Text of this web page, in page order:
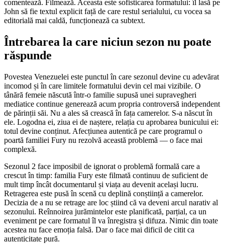
comentează. Filmează. Aceasta este sofisticarea formatului: îl lasă pe
John să fie textul explicit față de care restul serialului, cu vocea sa
editorială mai caldă, funcționează ca subtext.
Întrebarea la care niciun sezon nu poate
răspunde
Povestea Venezuelei este punctul în care sezonul devine cu adevărat
incomod și în care limitele formatului devin cel mai vizibile. O
tânără femeie născută într-o familie supusă unei supravegheri
mediatice continue generează acum propria controversă independent
de părinții săi. Nu a ales să crească în fața camerelor. S-a născut în
ele. Logodna ei, ziua ei de naștere, relația cu aprobarea bunicului ei:
totul devine conținut. Afecțiunea autentică pe care programul o
poartă familiei Fury nu rezolvă această problemă — o face mai
complexă.
Sezonul 2 face imposibil de ignorat o problemă formală care a
crescut în timp: familia Fury este filmată continuu de suficient de
mult timp încât documentarul și viața au devenit același lucru.
Retragerea este pusă în scenă cu deplină conștiință a camerelor.
Decizia de a nu se retrage are loc știind că va deveni arcul narativ al
sezonului. Reînnoirea jurămintelor este planificată, parțial, ca un
eveniment pe care formatul îl va înregistra și difuza. Nimic din toate
acestea nu face emoția falsă. Dar o face mai dificil de citit ca
autenticitate pură.